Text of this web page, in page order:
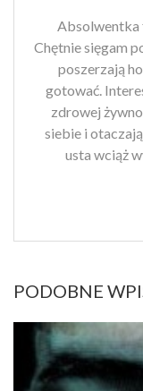
Chętnie sięgam
poszerzają
gotować.
zdrowej
siebie i
usta wciąż
PODOBNE